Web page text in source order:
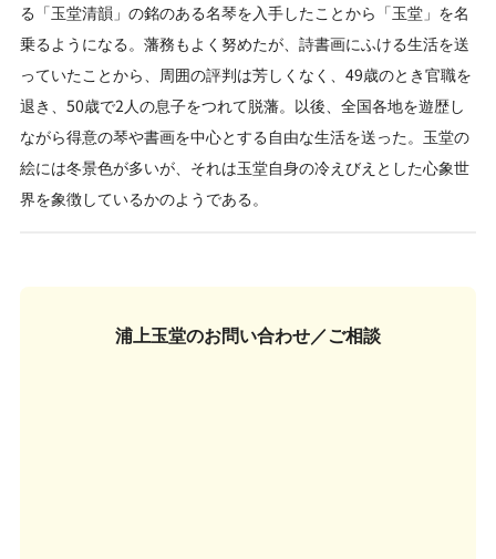
る「玉堂清韻」の銘のある名琴を入手したことから「玉堂」を名
乗るようになる。藩務もよく努めたが、詩書画にふける生活を送
っていたことから、周囲の評判は芳しくなく、49歳のとき官職を
退き、50歳で2人の息子をつれて脱藩。以後、全国各地を遊歴し
ながら得意の琴や書画を中心とする自由な生活を送った。玉堂の
絵には冬景色が多いが、それは玉堂自身の冷えびえとした心象世
界を象徴しているかのようである。
浦上玉堂のお問い合わせ／ご相談